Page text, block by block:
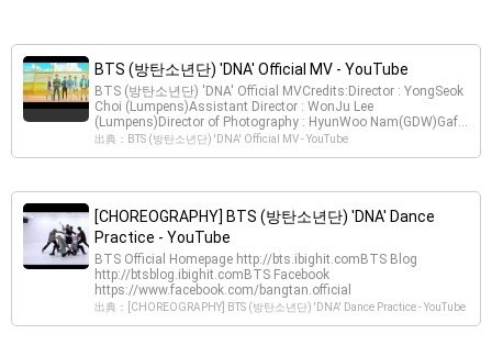
BTS (방탄소년단) 'DNA' Official MV - YouTube
​BTS (방탄소년단) 'DNA' Official MVCredits:Director : YongSeok
Choi (Lumpens)Assistant Director : WonJu Lee
(Lumpens)Director of Photography : HyunWoo Nam(GDW)Gaf...
出典：BTS (방탄소년단) 'DNA' Official MV - YouTube
[CHOREOGRAPHY] BTS (방탄소년단) 'DNA' Dance
Practice - YouTube
BTS Official Homepage http://bts.ibighit.comBTS Blog
http://btsblog.ibighit.comBTS Facebook
https://www.facebook.com/bangtan.official
出典：[CHOREOGRAPHY] BTS (방탄소년단) 'DNA' Dance Practice - YouTube